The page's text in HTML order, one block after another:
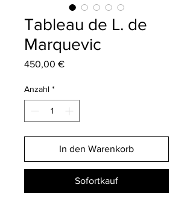
Tableau de L. de
Marquevic
450,00 €Preis
Anzahl *
In den Warenkorb
Sofortkauf